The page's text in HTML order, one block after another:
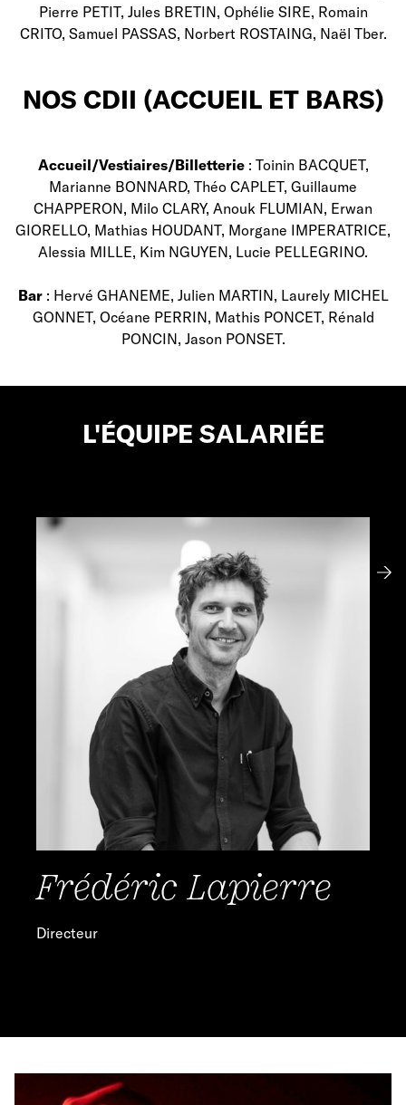
Pierre PETIT, Jules BRETIN, Ophélie SIRE, Romain
CRITO, Samuel PASSAS, Norbert ROSTAING, Naël Tber.
NOS CDII (ACCUEIL ET BARS)
Accueil/Vestiaires/Billetterie : Toinin BACQUET,
Marianne BONNARD, Théo CAPLET, Guillaume
CHAPPERON, Milo CLARY, Anouk FLUMIAN, Erwan
GIORELLO, Mathias HOUDANT, Morgane IMPERATRICE,
Alessia MILLE, Kim NGUYEN, Lucie PELLEGRINO.
Bar: Hervé GHANEME, Julien MARTIN, Laurely MICHEL
GONNET, Océane PERRIN, Mathis PONCET, Rénald
PONCIN, Jason PONSET.
L'ÉQUIPE SALARIÉE
Frédéric Lapierre
Directeur